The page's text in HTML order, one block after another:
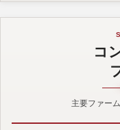
コ
主要ファー